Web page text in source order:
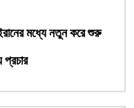
মধ্যে নতুন করে শুরু